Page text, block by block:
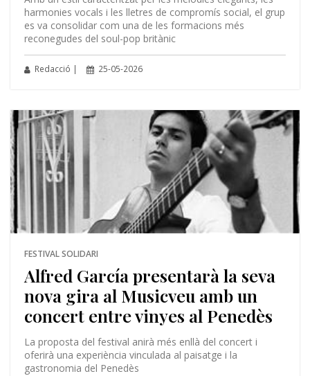
harmonies vocals i les lletres de compromís social, el grup
es va consolidar com una de les formacions més
reconegudes del soul-pop britànic
Redacció | 25-05-2026
FESTIVAL SOLIDARI
Alfred García presentarà la seva
nova gira al Musicveu amb un
concert entre vinyes al Penedès
La proposta del festival anirà més enllà del concert i
oferirà una experiència vinculada al paisatge i la
gastronomia del Penedès